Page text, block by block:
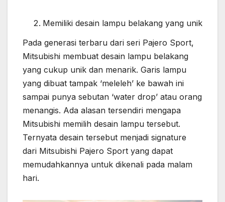
Memiliki desain lampu belakang yang unik
Pada generasi terbaru dari seri Pajero Sport,
Mitsubishi membuat desain lampu belakang
yang cukup unik dan menarik. Garis lampu
yang dibuat tampak ‘meleleh’ ke bawah ini
sampai punya sebutan ‘water drop’ atau orang
menangis. Ada alasan tersendiri mengapa
Mitsubishi memilih desain lampu tersebut.
Ternyata desain tersebut menjadi signature
dari Mitsubishi Pajero Sport yang dapat
memudahkannya untuk dikenali pada malam
hari.